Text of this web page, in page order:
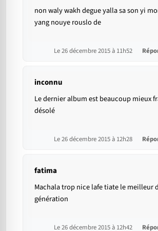
non waly wakh degue yalla sa son yi
yang nouye rouslo de
Le 26 décembre 2015 à 11h52
inconnu
Le dernier album est beaucoup mieux
désolé
Le 26 décembre 2015 à 12h28
fatima
Machala trop nice lafe tiate le meilleur
génération
Le 26 décembre 2015 à 12h42